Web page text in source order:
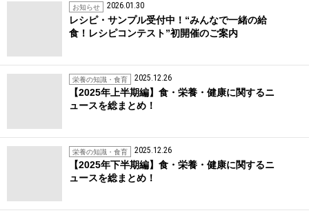
お知らせ 2026.01.30
レシピ・サンプル受付中！“みんなで一緒の給
食！レシピコンテスト”初開催のご案内
栄養の知識・食育 2025.12.26
【2025年上半期編】食・栄養・健康に関するニ
ュースを総まとめ！
栄養の知識・食育 2025.12.26
【2025年下半期編】食・栄養・健康に関するニ
ュースを総まとめ！